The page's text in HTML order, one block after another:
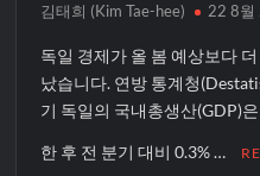
김태희 (Kim Tae-hee) 22 8월
독일 경제가 올 봄 예상보다
났습니다. 연방 통계청
기 독일의 국내총생산(GDP)
한 후 전 분기 대비 0.3% …